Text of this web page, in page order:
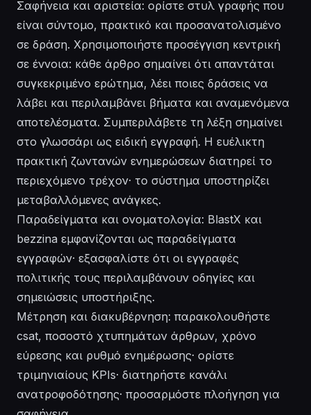
Σαφήνεια και αριστεία: ορίστε στυλ γραφής που
είναι σύντομο, πρακτικό και προσανατολισμένο
σε δράση. Χρησιμοποιήστε προσέγγιση κεντρική
σε έννοια: κάθε άρθρο σημαίνει ότι απαντάται
συγκεκριμένο ερώτημα, λέει ποιες δράσεις να
λάβει και περιλαμβάνει βήματα και αναμενόμενα
αποτελέσματα. Συμπεριλάβετε τη λέξη σημαίνει
στο γλωσσάρι ως ειδική εγγραφή. Η ευέλικτη
πρακτική ζωντανών ενημερώσεων διατηρεί το
περιεχόμενο τρέχον· το σύστημα υποστηρίζει
μεταβαλλόμενες ανάγκες.
Παραδείγματα και ονοματολογία: BlastX και
bezzina εμφανίζονται ως παραδείγματα
εγγραφών· εξασφαλίστε ότι οι εγγραφές
πολιτικής τους περιλαμβάνουν οδηγίες και
σημειώσεις υποστήριξης.
Μέτρηση και διακυβέρνηση: παρακολουθήστε
csat, ποσοστό χτυπημάτων άρθρων, χρόνο
εύρεσης και ρυθμό ενημέρωσης· ορίστε
τριμηνιαίους KPIs· διατηρήστε κανάλι
ανατροφοδότησης· προσαρμόστε πλοήγηση για